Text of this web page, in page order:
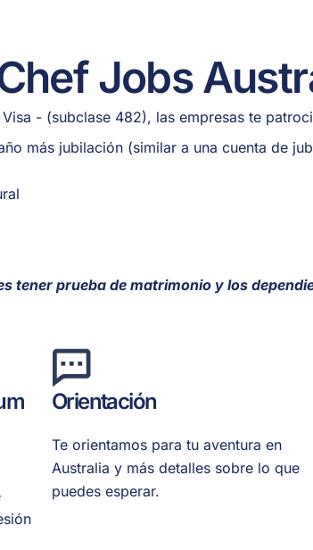
Jobs
- (subclase 482), las empresas te
más jubilación (similar a una cuenta de
prueba de matrimonio y los
Orientación
Te orientamos para tu aventura en
Australia y más detalles sobre lo que
puedes esperar.